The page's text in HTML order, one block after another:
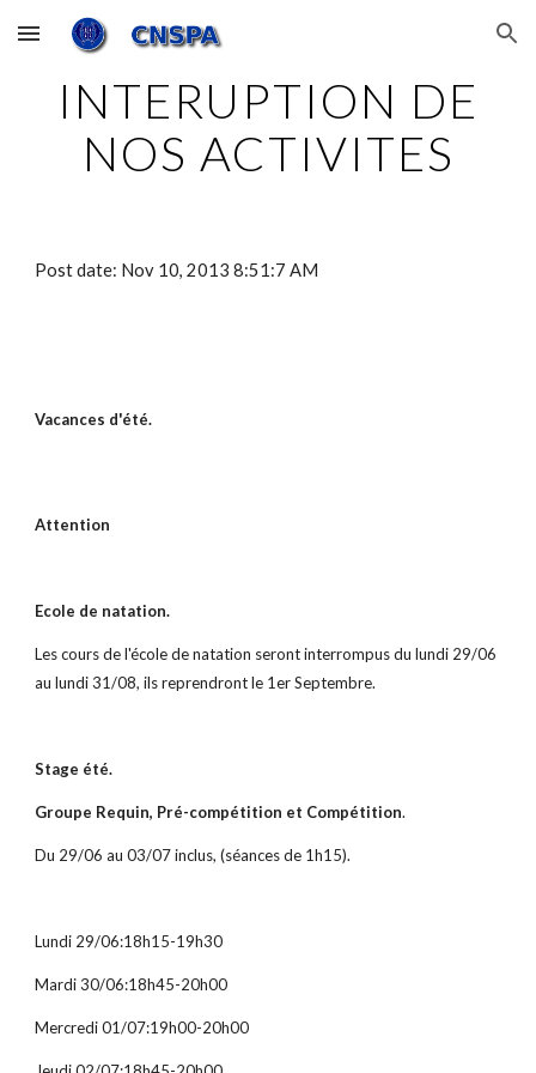
Skip to main content Skip to navigation
INTERUPTION DE
NOS ACTIVITES
Post date: Nov 10, 2013 8:51:7 AM
Vacances d'été.
Attention
Ecole de natation.
Les cours de l'école de natation seront interrompus du lundi 29/06
au lundi 31/08, ils reprendront le 1er Septembre.
Stage été.
Groupe Requin, Pré-compétition et Compétition.
Du 29/06 au 03/07 inclus, (séances de 1h15).
Lundi 29/06:18h15-19h30
Mardi 30/06:18h45-20h00
Mercredi 01/07:19h00-20h00